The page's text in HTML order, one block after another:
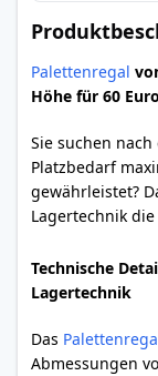
Palettenregal
Höhe für 60
Sie suchen
Platzbedarf
gewährleistet?
Lagertechnik
Technische
Lagertechnik
Das
Abmessungen